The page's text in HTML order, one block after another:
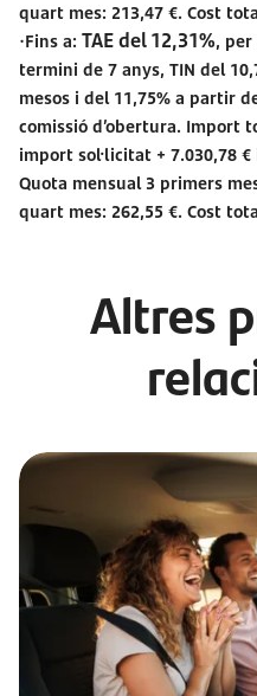
quart mes: 213,47 €. Cost
·Fins a: TAE del 12,31%, per
termini de 7 anys, TIN del
mesos i del 11,75% a partir
comissió d’obertura. Import
import sol·licitat + 7.030,78
Quota mensual 3 primers
quart mes: 262,55 €. Cost
Altres